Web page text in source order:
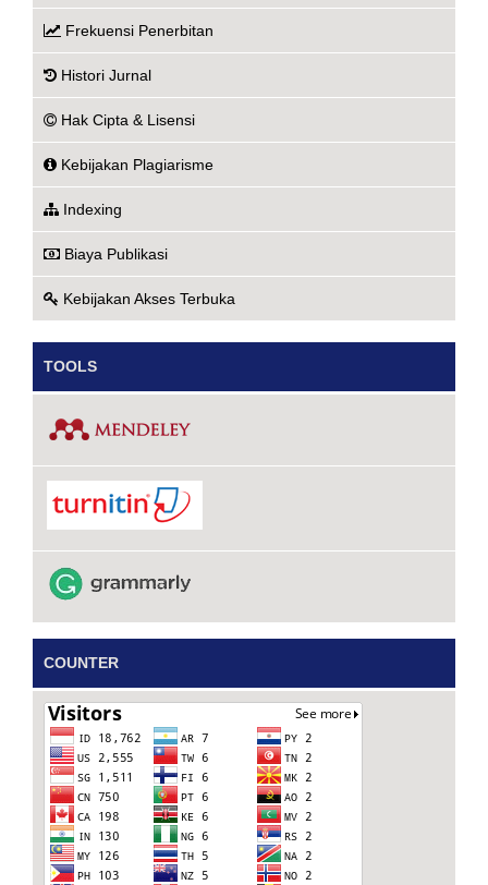
Frekuensi Penerbitan
Histori Jurnal
Hak Cipta & Lisensi
Kebijakan Plagiarisme
Indexing
Biaya Publikasi
Kebijakan Akses Terbuka
TOOLS
COUNTER